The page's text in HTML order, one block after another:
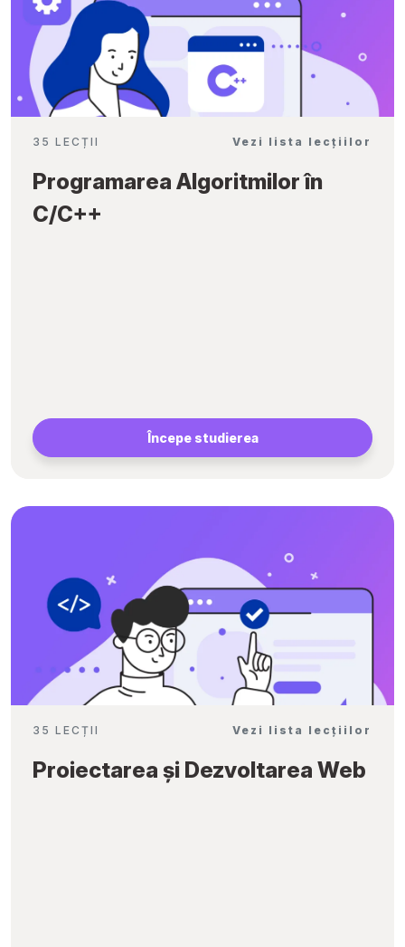
35 LECȚII Vezi lista lecțiilor
Programarea Algoritmilor în
C/C++
Începe studierea
35 LECȚII Vezi lista lecțiilor
Proiectarea și Dezvoltarea Web